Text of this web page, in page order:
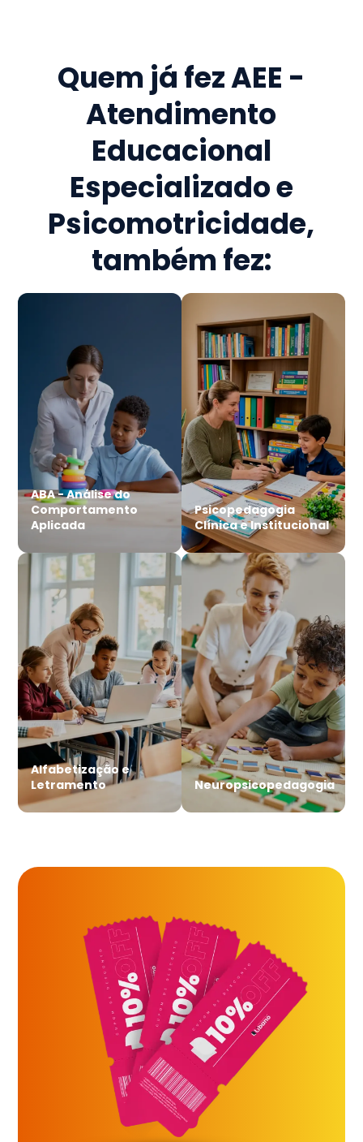
Quem já fezAEE -
Atendimento
Educacional
Especializado e
Psicomotricidade,
também fez:
ABA - Análise do
Comportamento
Aplicada
Psicopedagogia
Clínica e Institucional
Alfabetização e
Letramento
Neuropsicopedagogia